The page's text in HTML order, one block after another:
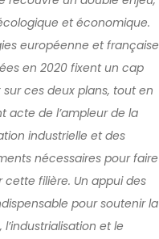
et économique.
européenne et française
en 2020 fixent un cap
ces deux plans, tout en
acte de l’ampleur de la
industrielle et des
nécessaires pour faire
cette filière. Un appui des
pour soutenir la
l’industrialisation et le